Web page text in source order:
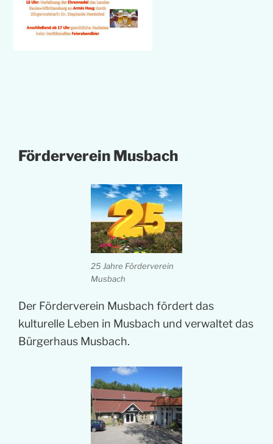
Förderverein Musbach
25 Jahre Förderverein
Musbach
Der Förderverein Musbach fördert das
kulturelle Leben in Musbach und verwaltet das
Bürgerhaus Musbach.